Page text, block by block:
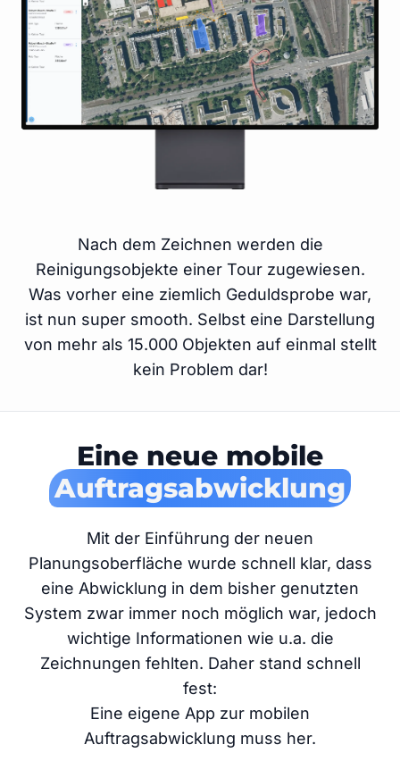
Nach dem Zeichnen werden die
Reinigungsobjekte einer Tour zugewiesen.
Was vorher eine ziemlich Geduldsprobe war,
ist nun super smooth. Selbst eine Darstellung
von mehr als 15.000 Objekten auf einmal stellt
kein Problem dar!
Eine neue mobile
Auftragsabwicklung
Mit der Einführung der neuen
Planungsoberfläche wurde schnell klar, dass
eine Abwicklung in dem bisher genutzten
System zwar immer noch möglich war, jedoch
wichtige Informationen wie u.a. die
Zeichnungen fehlten. Daher stand schnell
fest:
Eine eigene App zur mobilen
Auftragsabwicklung muss her.